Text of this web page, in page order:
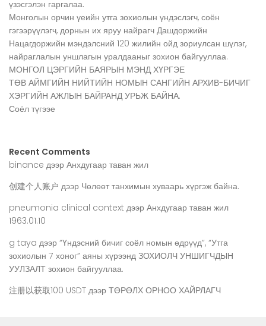
үзэсгэлэн гаргалаа.
Монголын орчин үеийн утга зохиолын үндэслэгч, соён
гэгээрүүлэгч, дорнын их яруу найрагч Дашдоржийн
Нацагдоржийн мэндэлсний 120 жилийн ойд зориулсан шүлэг,
найраглалын уншлагын уралдааныг зохион байгууллаа.
МОНГОЛ ЦЭРГИЙН БАЯРЫН МЭНД ХҮРГЭЕ
ТӨВ АЙМГИЙН НИЙТИЙН НОМЫН САНГИЙН АРХИВ-БИЧИГ
ХЭРГИЙН АЖЛЫН БАЙРАНД УРЬЖ БАЙНА.
Соёл түгээе
Recent Comments
binance дээр Анхдугаар таван жил
创建个人账户 дээр Чөлөөт танхимын хуваарь хүргэж байна.
pneumonia clinical context дээр Анхдугаар таван жил
1963.01.10
g taya дээр “Үндэсний бичиг соёл номын өдрүүд”, “Утга
зохиолын 7 хоног” аяны хүрээнд ЗОХИОЛЧ УНШИГЧДЫН
УУЛЗАЛТ зохион байгууллаа.
注册以获取100 USDT дээр ТӨРӨЛХ ОРНОО ХАЙРЛАГЧ